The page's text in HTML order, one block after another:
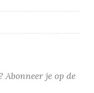
Abonneer je op de